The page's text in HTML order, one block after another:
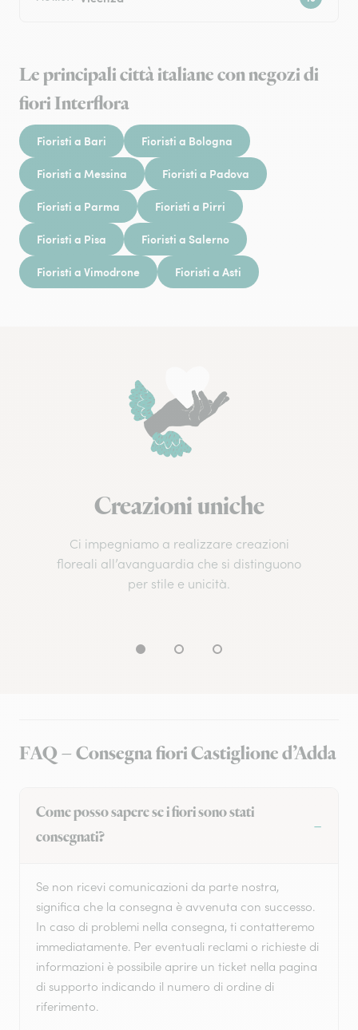
Le principali città italiane con negozi di
fiori Interflora
Fioristi a Bari Fioristi a Bologna
Fioristi a Messina Fioristi a Padova
Fioristi a Parma Fioristi a Pirri
Fioristi a Pisa Fioristi a Salerno
Fioristi a Vimodrone Fioristi a Asti
Creazioni uniche
Ci impegniamo a realizzare creazioni
floreali all’avanguardia che si distinguono
per stile e unicità.
FAQ – Consegna fiori Castiglione d’Adda
Come posso sapere se i fiori sono stati
consegnati?
Se non ricevi comunicazioni da parte nostra,
significa che la consegna è avvenuta con successo.
In caso di problemi nella consegna, ti contatteremo
immediatamente. Per eventuali reclami o richieste di
informazioni è possibile aprire un ticket nella pagina
di supporto indicando il numero di ordine di
riferimento.